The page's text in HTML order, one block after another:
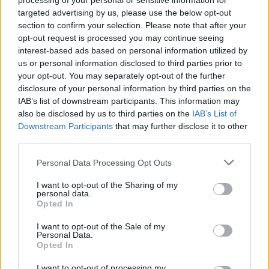
targeted advertising by us, please use the below opt-out
section to confirm your selection. Please note that after your
opt-out request is processed you may continue seeing
interest-based ads based on personal information utilized by
us or personal information disclosed to third parties prior to
your opt-out. You may separately opt-out of the further
disclosure of your personal information by third parties on the
IAB’s list of downstream participants. This information may
also be disclosed by us to third parties on the IAB’s List of
Downstream Participants that may further disclose it to other
Please note that this website/app uses one or more Google
not limited to your visit or usage behaviour. You may click to
grant or deny consent to Google and its third-party tags to
use your data for below specified purposes in below Google
consent section.
Personal Data Processing Opt Outs
I want to opt-out of the Sharing of my
personal data.
Opted In
I want to opt-out of the Sale of my
Personal Data.
Opted In
gallurese: gli appuntamenti da non perdere
Lettini e arredi abusivi sulla spiaggia libera,
sequestri a Olbia e Arzachena
È morto Francesco Guccini, il maestro che si
tenne lontano dalla Costa Smeralda